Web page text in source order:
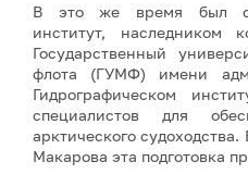
В это же время был
институт, наследником
Государственный
флота (ГУМФ) имени
Гидрографическом
специалистов для
арктического
Макарова эта подготовка